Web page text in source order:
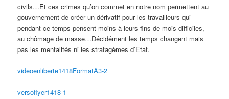
civils…Et ces crimes qu’on commet en notre nom permettent au
gouvernement de créer un dérivatif pour les travailleurs qui
pendant ce temps pensent moins à leurs fins de mois difficiles,
au chômage de masse…Décidément les temps changent mais
pas les mentalités ni les stratagèmes d’Etat.
videoenliberte1418FormatA3-2
versoflyer1418-1